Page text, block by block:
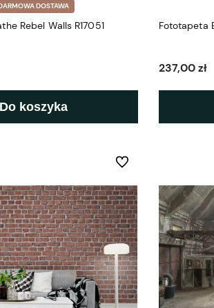
DOSTAWA
Rebel Walls R17051
Do koszyka
Fototapeta
237,00 zł
Do ulubionych